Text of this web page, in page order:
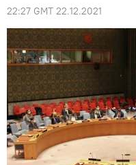
22:27 GMT 22.12.2021